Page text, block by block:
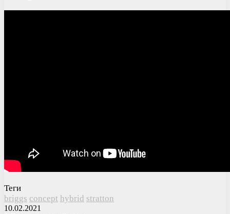
Теги
briggs concept hybrid stratton
10.02.2021